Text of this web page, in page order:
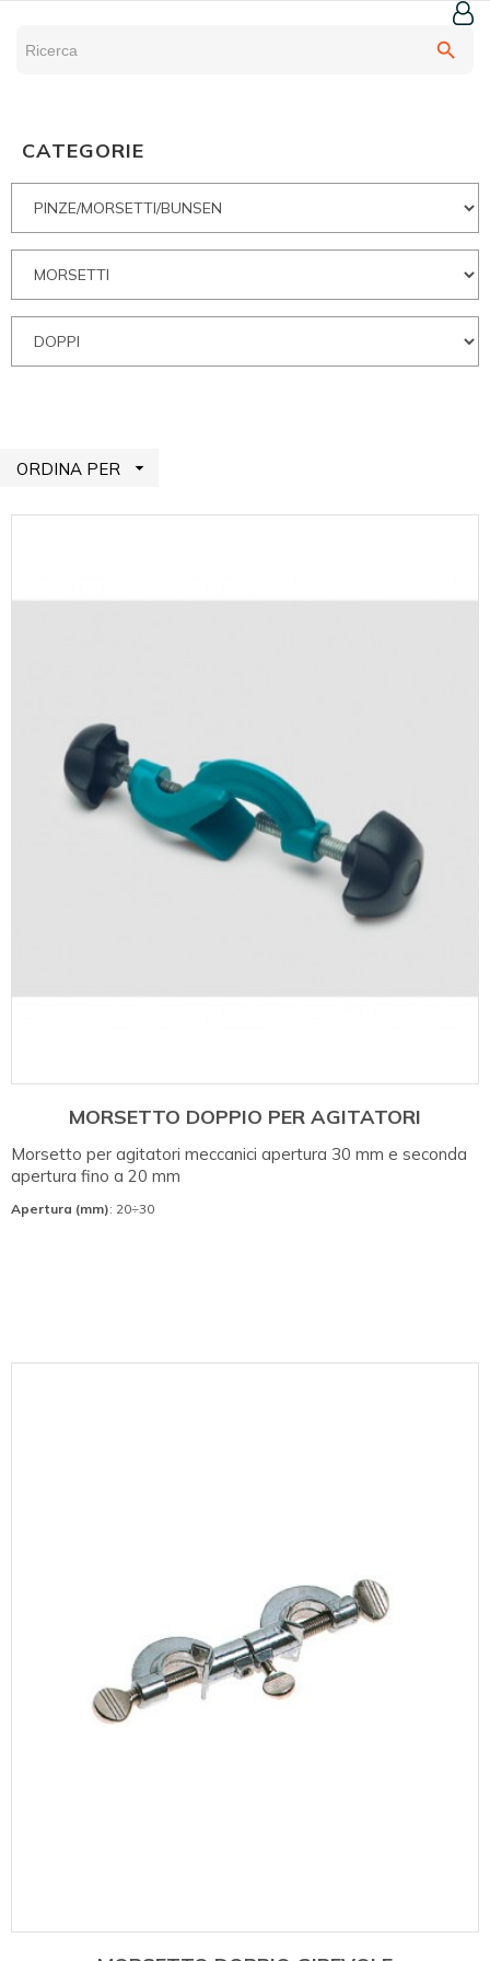
search
CATEGORIE
ORDINA PER 
MORSETTO DOPPIO PER AGITATORI
Morsetto per agitatori meccanici apertura 30 mm e seconda
apertura fino a 20 mm
Apertura (mm): 20÷30